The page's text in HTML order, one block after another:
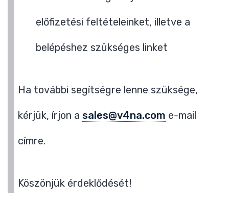
előfizetési feltételeinket, illetve a
belépéshez szükséges linket
Ha további segítségre lenne szüksége,
kérjük, írjon a sales@v4na.com e-mail
címre.
Köszönjük érdeklődését!